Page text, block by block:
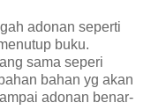
adonan seperti
buku.
sama seperi
bahan yg akan
adonan benar-